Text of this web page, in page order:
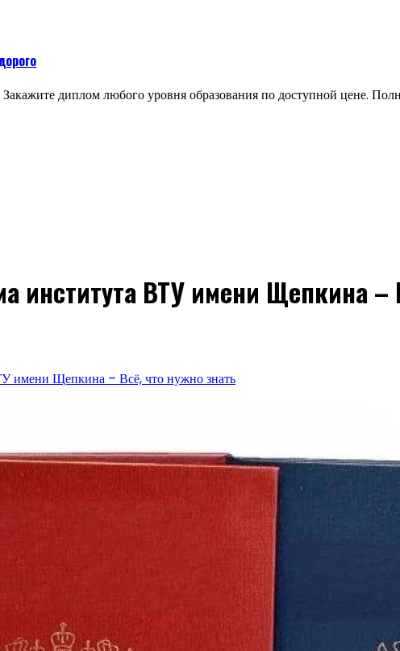
диплом любого уровня образования по доступной цене.
института ВТУ имени Щепкина –
имени Щепкина – Всё, что нужно знать